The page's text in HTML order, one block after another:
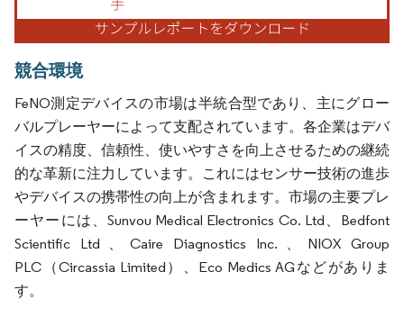
競合環境
FeNO測定デバイスの市場は半統合型であり、主にグロー
バルプレーヤーによって支配されています。各企業はデバ
イスの精度、信頼性、使いやすさを向上させるための継続
的な革新に注力しています。これにはセンサー技術の進歩
やデバイスの携帯性の向上が含まれます。市場の主要プレ
ーヤーには、Sunvou Medical Electronics Co. Ltd、Bedfont
Scientific Ltd、Caire Diagnostics Inc.、NIOX Group
PLC（Circassia Limited）、Eco Medics AGなどがありま
す。